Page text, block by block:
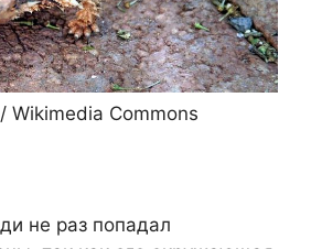
Wikimedia Commons
не раз попадал